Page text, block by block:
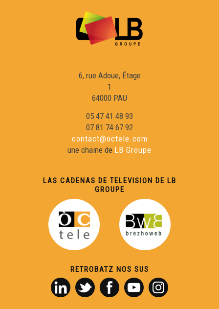
MARUJA LIMÓN - Tanto Tiempo - Musica (Live Session)
BRICK A DRAC - Imaginarium - Musica (Live Session)
A TOT VEDENT - A tot vedent - Musica (Live Session)
LHI BALÒS - De bon matin - Musica (Live Session)
PELDRÚT - Scottish - Musica (Live Session)
MARILIS ORIONAA - La mauvoluda - Musica
6, rue Adoue, Étage
1
64000 PAU
05 47 41 48 93
07 81 74 67 92
contact@octele.com
une chaine de LB Groupe
LAS CADENAS DE TELEVISION DE LB
GROUPE
RETROBATZ NOS SUS